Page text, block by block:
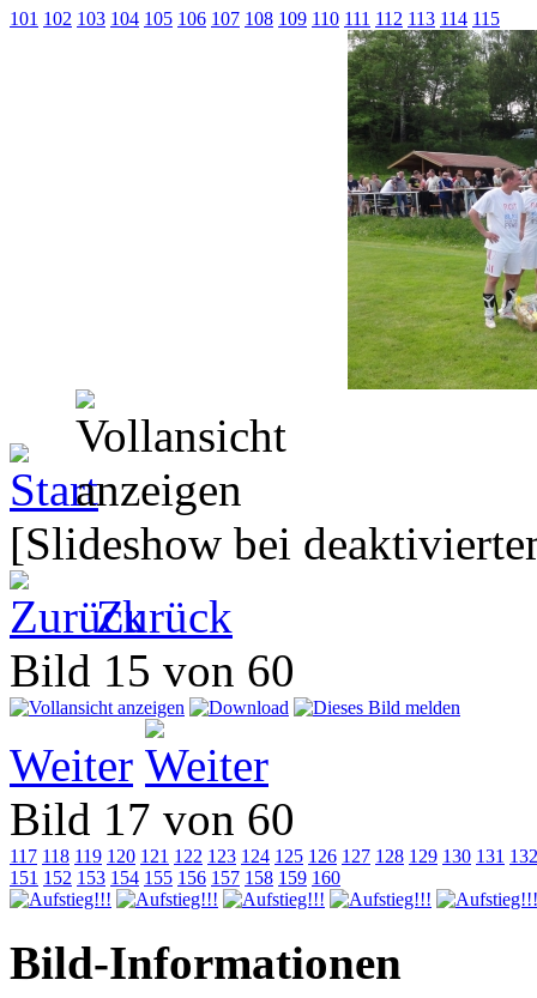
101 102 103 104 105 106 107 108 109 110 111 112 113 114 115
[Slideshow bei
Zurück
Bild 15 von 60
Weiter
Bild 17 von 60
117 118 119 120 121 122 123 124 125 126 127 128 129 130 131 132
151 152 153 154 155 156 157 158 159 160
Bild-Informationen